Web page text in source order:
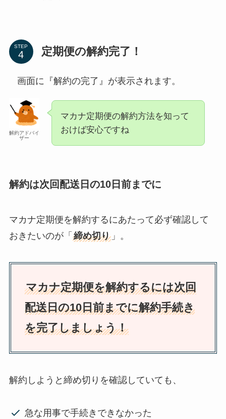
STEP 定期便の解約完了！
画面に『解約の完了』が表示されます。
解約アドバイ
ザー
マカナ定期便の解約方法を知って
おけば安心ですね
解約は次回配送日の10日前までに
マカナ定期便を解約するにあたって必ず確認して
おきたいのが「 締め切り」。
マカナ定期便を解約するには次回
配送日の10日前までに解約手続き
を完了しましょう！
解約しようと締め切りを確認していても、
急な用事で手続きできなかった